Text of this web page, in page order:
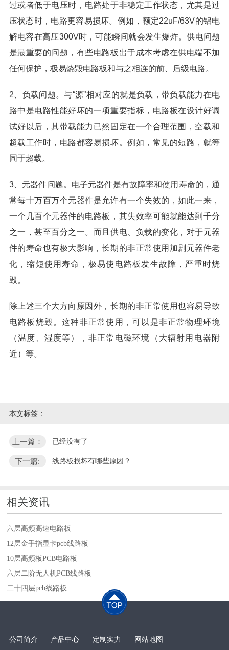
过或者低于电压时，电路处于非稳定工作状态，尤其是过
压状态时，电路更容易损坏。例如，额定22uF/63V的铝电
解电容在高压300V时，可能瞬间就会发生爆炸。供电问题
是最重要的问题，有些电路板出于成本考虑在供电端不加
任何保护，极易烧毁电路板和与之相连的前、后级电路。
2、负载问题。与“源”相对应的就是负载，带负载能力在电
路中是电路性能好坏的一项重要指标，电路板在设计好调
试好以后，其带载能力已然固定在一个合理范围，空载和
超载工作时，电路都容易损坏。例如，常见的短路，就等
同于超载。
3、元器件问题。电子元器件是有故障率和使用寿命的，通
常每十万百万个元器件是允许有一个失效的，如此一来，
一个几百个元器件的电路板，其失效率可能就能达到千分
之一，甚至百分之一。而且供电、负载的变化，对于元器
件的寿命也有极大影响，长期的非正常使用加剧元器件老
化，缩短使用寿命，极易使电路板发生故障，严重时烧
毁。
除上述三个大方向原因外，长期的非正常使用也容易导致
电路板烧毁。这种非正常使用，可以是非正常物理环境
（温度、湿度等），非正常电磁环境（大辐射用电器附
近）等。
本文标签：
上一篇： 已经没有了
下一篇: 线路板损坏有哪些原因？
相关资讯
六层高频高速电路板
12层金手指显卡pcb线路板
10层高频板PCB电路板
六层二阶无人机PCB线路板
二十四层pcb线路板
公司简介 产品中心 定制实力 网站地图